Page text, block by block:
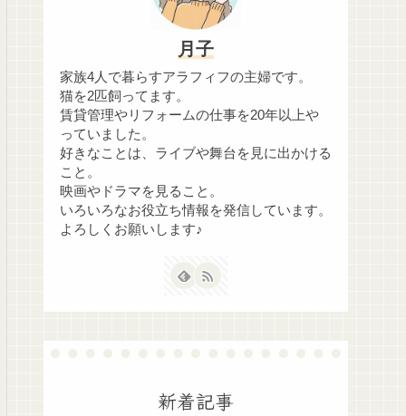
月子
家族4人で暮らすアラフィフの主婦です。
猫を2匹飼ってます。
賃貸管理やリフォームの仕事を20年以上や
っていました。
好きなことは、ライブや舞台を見に出かける
こと。
映画やドラマを見ること。
いろいろなお役立ち情報を発信しています。
よろしくお願いします♪
新着記事